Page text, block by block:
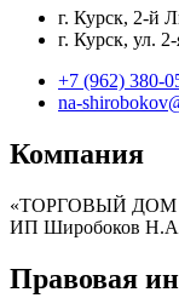
г. Курск, 2-й
г. Курск, ул.
+7 (962) 380-
na-
Компания
«ТОРГОВЫЙ
ИП Широбоков
Правовая